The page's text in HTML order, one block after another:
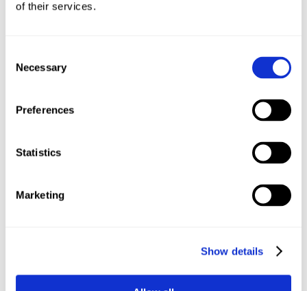
of their services.
Selection
Necessary
Preferences
Statistics
Marketing
Show details
Gorgonzola
Antipasti
(Den Großteil kaufe ich an der Frischetheke meines
Halbgetrocknete Tomaten in Öl
Oliven
einschneiden und mit Olivenöl, Salz, Pfeffer und
Marinierte Champignons